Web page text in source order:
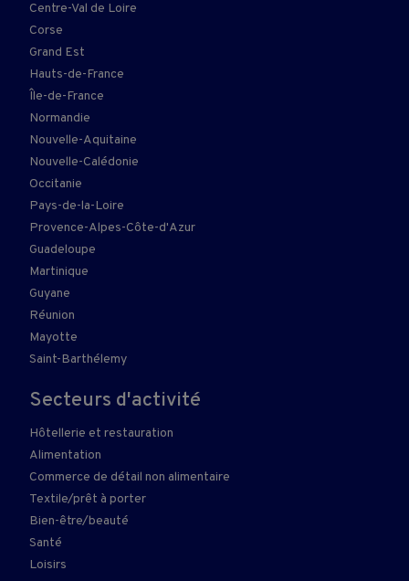
Centre-Val de Loire
Corse
Grand Est
Hauts-de-France
Île-de-France
Normandie
Nouvelle-Aquitaine
Nouvelle-Calédonie
Occitanie
Pays-de-la-Loire
Provence-Alpes-Côte-d'Azur
Guadeloupe
Martinique
Guyane
Réunion
Mayotte
Saint-Barthélemy
Secteurs d'activité
Hôtellerie et restauration
Alimentation
Commerce de détail non alimentaire
Textile/prêt à porter
Bien-être/beauté
Santé
Loisirs